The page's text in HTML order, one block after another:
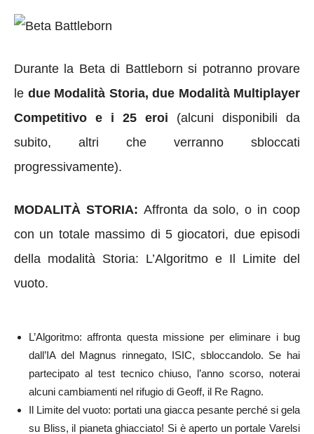
Durante la Beta di Battleborn si potranno provare
le due Modalità Storia, due Modalità Multiplayer
Competitivo e i 25 eroi (alcuni disponibili da
subito, altri che verranno sbloccati
progressivamente).
MODALITÀ STORIA: Affronta da solo, o in coop
con un totale massimo di 5 giocatori, due episodi
della modalità Storia: L’Algoritmo e Il Limite del
vuoto.
L’Algoritmo: affronta questa missione per eliminare i bug
dall’IA del Magnus rinnegato, ISIC, sbloccandolo. Se hai
partecipato al test tecnico chiuso, l’anno scorso, noterai
alcuni cambiamenti nel rifugio di Geoff, il Re Ragno.
Il Limite del vuoto: portati una giacca pesante perché si gela
su Bliss, il pianeta ghiacciato! Si è aperto un portale Varelsi